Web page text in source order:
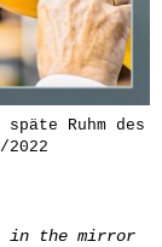
Ruhm des
in the mirror